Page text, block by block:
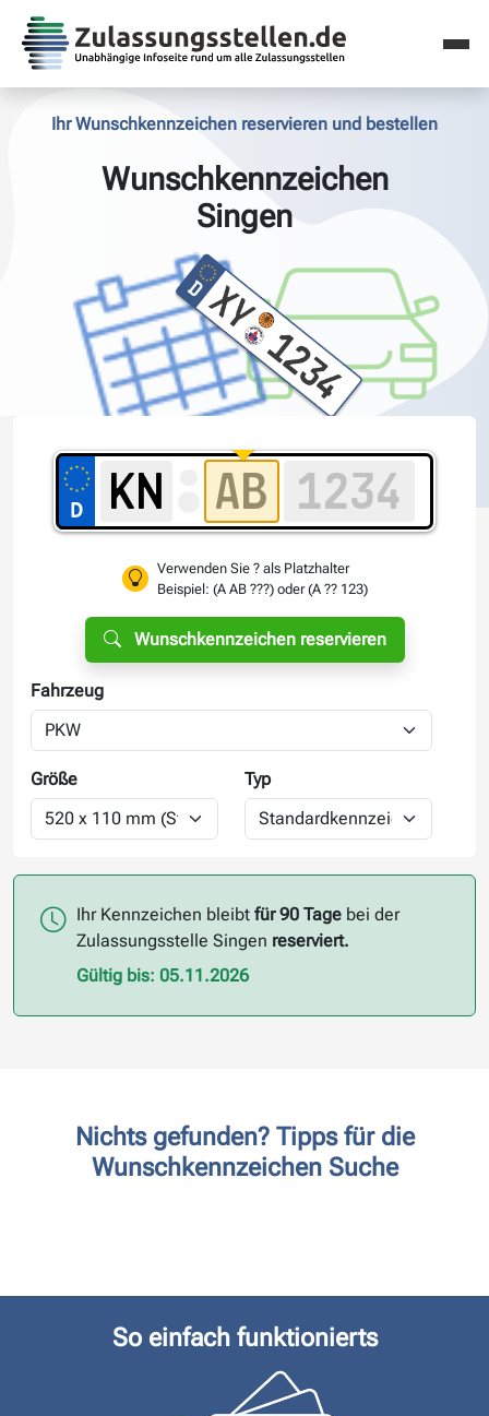
Ihr Wunschkennzeichen reservieren und bestellen
Wunschkennzeichen
Singen
Verwenden Sie ? als Platzhalter
Beispiel: (A AB ???) oder (A ?? 123)
Wunschkennzeichen reservieren
Fahrzeug
Größe Typ
Ihr Kennzeichen bleibtfür 90 Tage bei der
Zulassungsstelle Singen reserviert.
Gültig bis: 05.11.2026
Nichts gefunden? Tipps für die
Wunschkennzeichen Suche
So einfach funktionierts